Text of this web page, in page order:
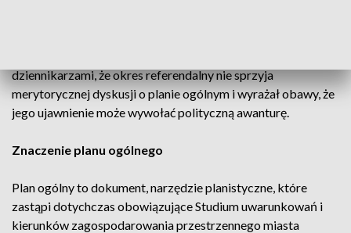
dziennikarzami, że okres referendalny nie sprzyja
merytorycznej dyskusji o planie ogólnym i wyrażał obawy, że
jego ujawnienie może wywołać polityczną awanturę.
Znaczenie planu ogólnego
Plan ogólny to dokument, narzędzie planistyczne, które
zastąpi dotychczas obowiązujące Studium uwarunkowań i
kierunków zagospodarowania przestrzennego miasta